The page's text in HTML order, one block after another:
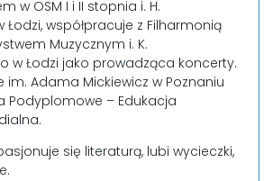
w OSM I i II stopnia i. H.
Łodzi, współpracuje z Filharmonią
Muzycznym i. K.
w Łodzi jako prowadząca koncerty.
im. Adama Mickiewicz w Poznaniu
Podyplomowe – Edukacja
się literaturą, lubi wycieczki,